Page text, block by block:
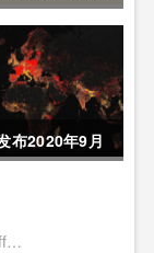
新的JS混淆技
布2020年9月
0day! 0day！Windows 7 和 Windows Office 均被曝 0day